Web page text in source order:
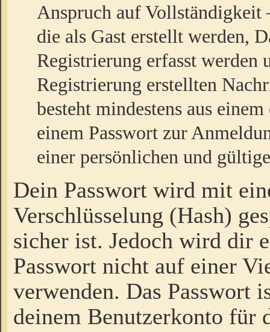
Anspruch auf
die als Gast erstellt werden,
Registrierung erfasst werden
Registrierung erstellten
besteht mindestens aus
einem Passwort zur
einer persönlichen und
Dein Passwort wird mit
Verschlüsselung (Hash)
sicher ist. Jedoch wird dir
Passwort nicht auf einer
verwenden. Das Passwort
deinem Benutzerkonto für